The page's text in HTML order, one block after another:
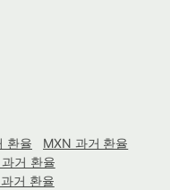
환율
MXN 과거 환율
과거 환율
거 환율